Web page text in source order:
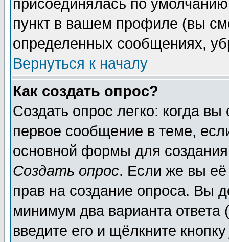
присоединялась по
пункт в вашем профиле (вы
определенных сообщениях,
Вернуться к началу
Как создать опрос?
Создать опрос легко: когда
первое сообщение в теме,
основной формы для
Создать опрос. Если же вы её
прав на создание опроса. Вы
минимум два варианта ответа
введите его и щёлкните